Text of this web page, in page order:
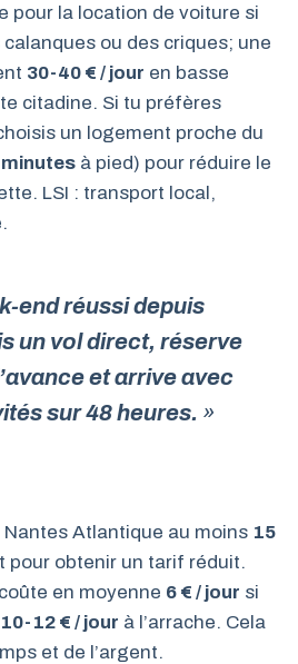
pour la location de voiture si
ou des criques; une
30-40 € / jour en basse
citadine. Si tu préfères
un logement proche du
minutes à pied) pour réduire le
LSI : transport local,
end réussi depuis
un vol direct, réserve
et arrive avec
sur 48 heures. »
Atlantique au moins 15
pour obtenir un tarif réduit.
en moyenne 6 € / jour si
10-12 € / jour à l’arrache. Cela
et de l’argent.